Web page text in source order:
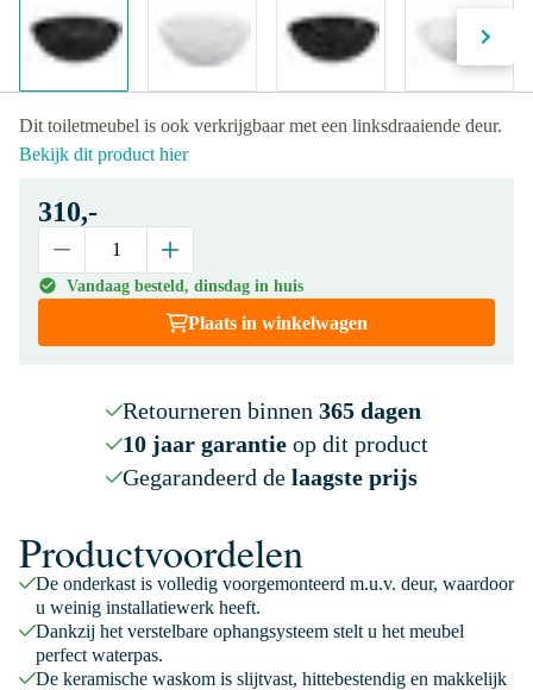
Dit toiletmeubel is ook verkrijgbaar met een linksdraaiende deur.
Bekijk dit product hier
310,-
Vandaag besteld, dinsdag in huis
Plaats in winkelwagen
Retourneren binnen 365 dagen
10 jaar garantieop dit product
Gegarandeerd de laagste prijs
Productvoordelen
De onderkast is volledig voorgemonteerd m.u.v. deur, waardoor
u weinig installatiewerk heeft.
Dankzij het verstelbare ophangsysteem stelt u het meubel
perfect waterpas.
De keramische waskom is slijtvast, hittebestendig en makkelijk